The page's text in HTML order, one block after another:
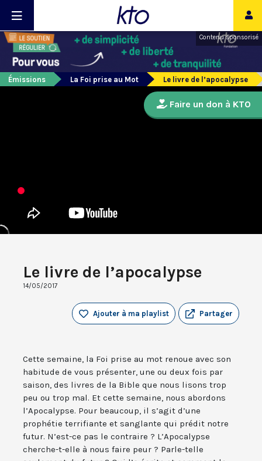
Contenu sponsorisé
Émissions La Foi prise au Mot Le livre de l’apocalypse
Le livre de l’apocalypse
14/05/2017
Partager
Ajouter à ma playlist
Cette semaine, la Foi prise au mot renoue avec son
habitude de vous présenter, une ou deux fois par
saison, des livres de la Bible que nous lisons trop
peu ou trop mal. Et cette semaine, nous abordons
l’Apocalypse. Pour beaucoup, il s’agit d’une
prophétie terrifiante et sanglante qui prédit notre
futur. N’est-ce pas le contraire ? L’Apocalypse
cherche-t-elle à nous faire peur ? Parle-telle
Faire un don à KTO